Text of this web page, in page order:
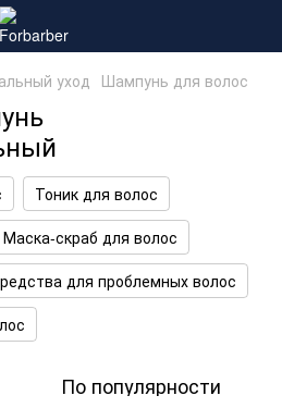
уход Шампунь для волос
Тоник для волос
Маска-скраб для волос
для проблемных волос
По популярности